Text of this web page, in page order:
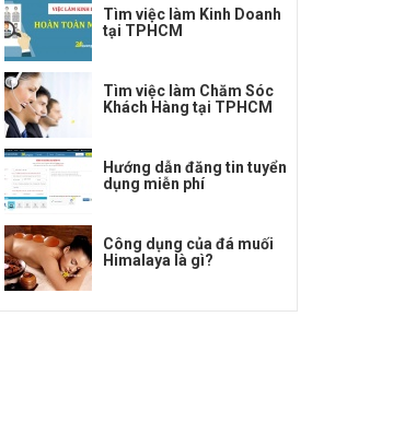
Tìm việc làm Kinh Doanh
tại TPHCM
Tìm việc làm Chăm Sóc
Khách Hàng tại TPHCM
Hướng dẫn đăng tin tuyển
dụng miễn phí
Công dụng của đá muối
Himalaya là gì?